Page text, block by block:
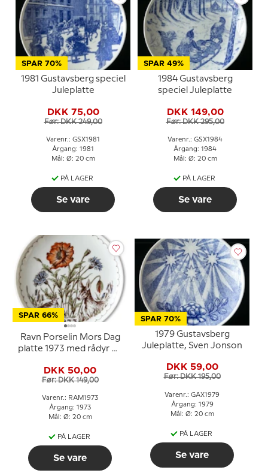
SPAR 70%
1981 Gustavsberg speciel
Juleplatte
DKK 75,00
Før: DKK 249,00
Varenr.: GSX1981
Årgang: 1981
Mål: Ø: 20 cm
PÅ LAGER
Se vare
SPAR 49%
1984 Gustavsberg
speciel Juleplatte
DKK 149,00
Før: DKK 295,00
Varenr.: GSX1984
Årgang: 1984
Mål: Ø: 20 cm
PÅ LAGER
Se vare
SPAR 66%
Ravn Porselin Mors Dag
platte 1973 med rådyr og
DKK 50,00
Før: DKK 149,00
Varenr.: RAM1973
Årgang: 1973
Mål: Ø: 20 cm
PÅ LAGER
Se vare
SPAR 70%
1979 Gustavsberg
Juleplatte, Sven Jonson
DKK 59,00
Før: DKK 195,00
Varenr.: GAX1979
Årgang: 1979
Mål: Ø: 20 cm
PÅ LAGER
Se vare